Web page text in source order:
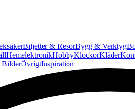
Biljetter & ResorBygg & Verktyg
HemelektronikHobbyKlockorKläder
BilderÖvrigtInspiration